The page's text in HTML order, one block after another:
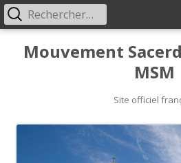
Mouvement
MSM
Site officiel
Primary
Menu
Rechercher :